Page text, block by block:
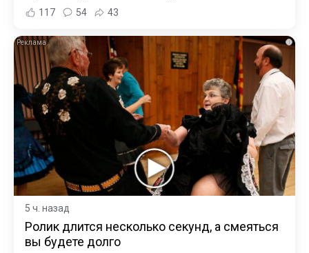
117 54 43
i
5 ч. назад
Ролик длится несколько секунд, а смеяться
вы будете долго